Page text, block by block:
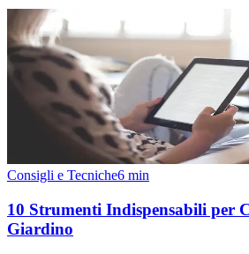
Consigli e Tecniche6 min
10 Strumenti Indispensabili per
Giardino